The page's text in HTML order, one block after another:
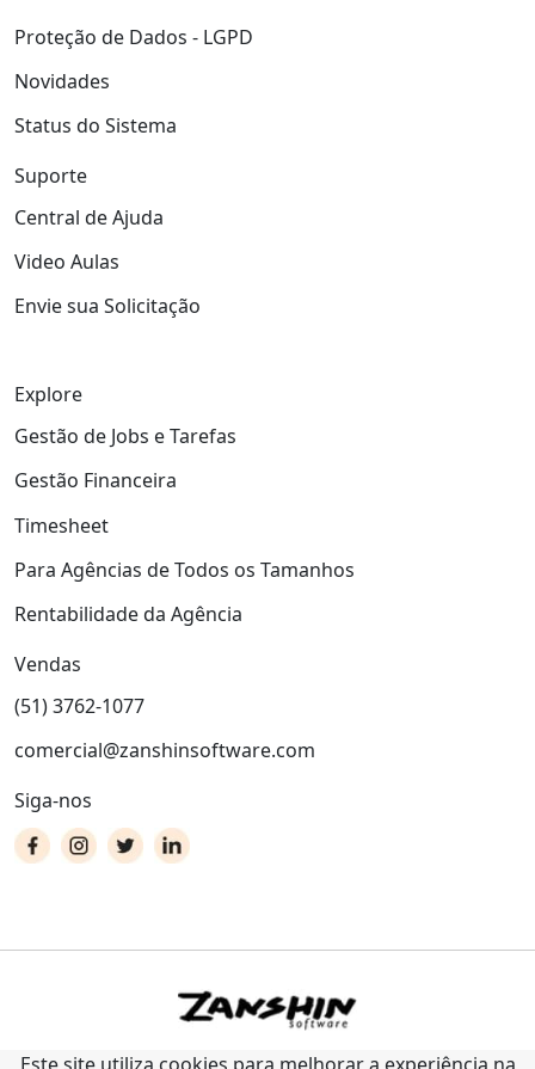
Proteção de Dados - LGPD
Novidades
Status do Sistema
Suporte
Central de Ajuda
Video Aulas
Envie sua Solicitação
Explore
Gestão de Jobs e Tarefas
Gestão Financeira
Timesheet
Para Agências de Todos os Tamanhos
Rentabilidade da Agência
Vendas
(51) 3762-1077
comercial@zanshinsoftware.com
Siga-nos